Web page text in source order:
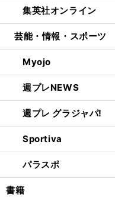
集英社オンライン
芸能・情報・スポーツ
Myojo
週プレNEWS
週プレ グラジャパ!
Sportiva
パラスポ
書籍